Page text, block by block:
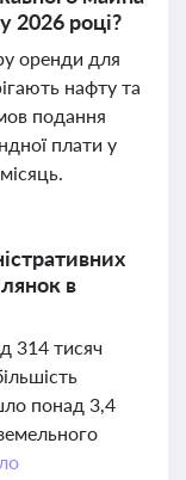
2026 році?
оренди для
нафту та
подання
плати у
в
314 тисяч
понад 3,4